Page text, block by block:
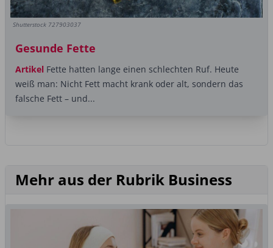
Shutterstock 727903037
Gesunde Fette
Artikel Fette hatten lange einen schlechten Ruf. Heute
weiß man: Nicht Fett macht krank oder alt, sondern das
falsche Fett – und...
Mehr aus der Rubrik Business